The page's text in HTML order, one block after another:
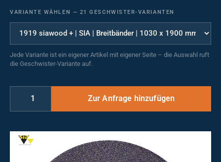
VARIANTE WÄHLEN — 21 GESCHWISTER-VARIANTEN
Jede Variante ist ein eigener Artikel mit eigener Seite – die Auswahl ruft
die Geschwister-Variante auf.